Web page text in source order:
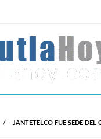
JANTETELCO FUE SEDE